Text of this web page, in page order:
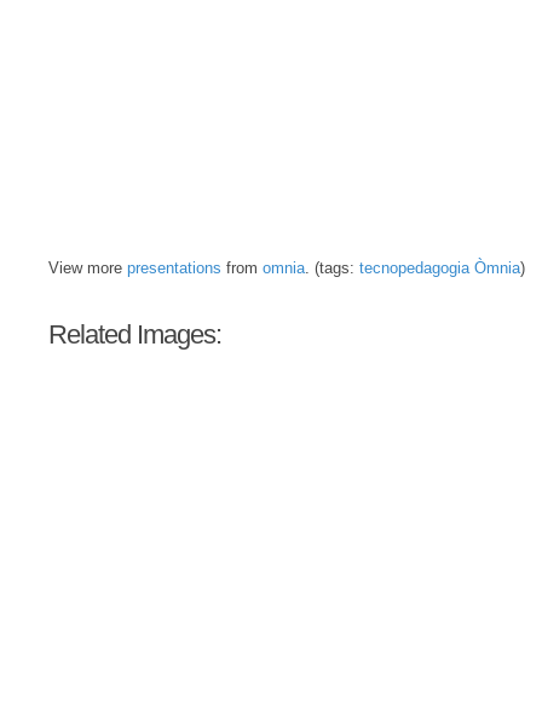
View more presentations from omnia. (tags: tecnopedagogia Òmnia)
Related Images: